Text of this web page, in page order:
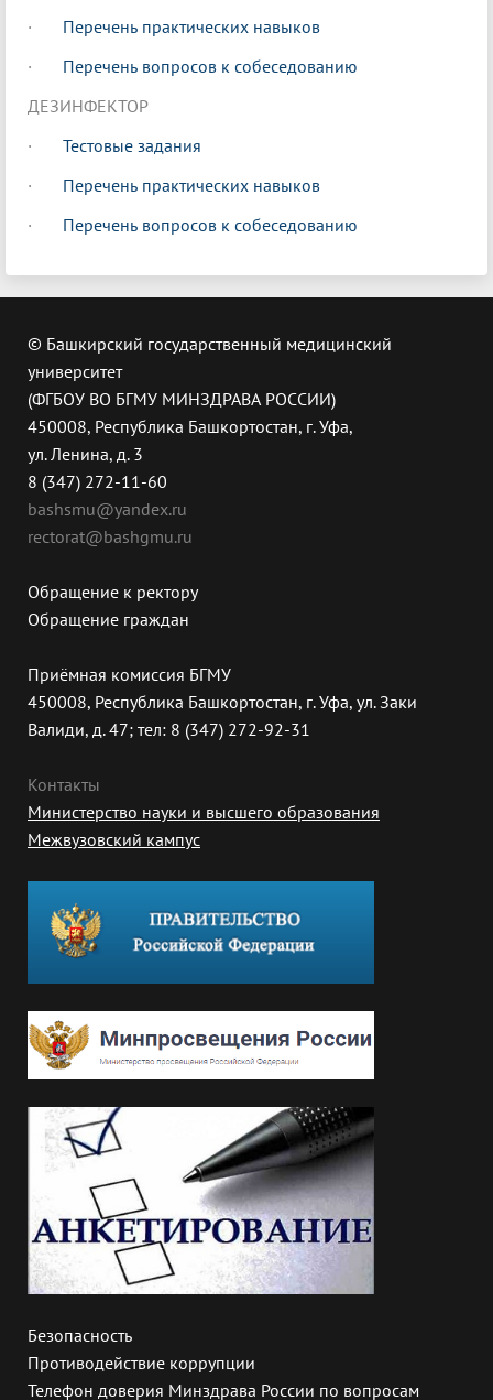
· Перечень практических навыков
· Перечень вопросов к собеседованию
ДЕЗИНФЕКТОР
· Тестовые задания
· Перечень практических навыков
· Перечень вопросов к собеседованию
© Башкирский государственный медицинский
университет
(ФГБОУ ВО БГМУ МИНЗДРАВА РОССИИ)
450008, Республика Башкортостан, г. Уфа,
ул. Ленина, д. 3
8 (347) 272-11-60
bashsmu@yandex.ru
rectorat@bashgmu.ru
Обращение к ректору
Обращение граждан
Приёмная комиссия БГМУ
450008, Республика Башкортостан, г. Уфа, ул. Заки
Валиди, д. 47; тел: 8 (347) 272-92-31
Контакты
Министерство науки и высшего образования
Межвузовский кампус
Безопасность
Противодействие коррупции
Телефон доверия Минздрава России по вопросам